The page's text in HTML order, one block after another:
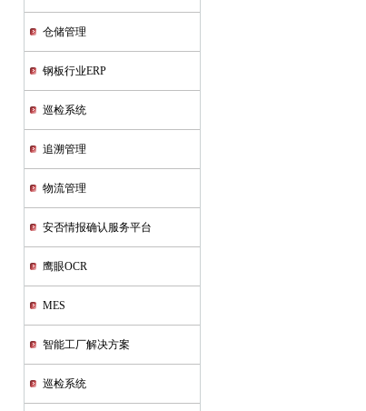
仓储管理
钢板行业ERP
巡检系统
追溯管理
物流管理
安否情报确认服务平台
鹰眼OCR
MES
智能工厂解决方案
巡检系统